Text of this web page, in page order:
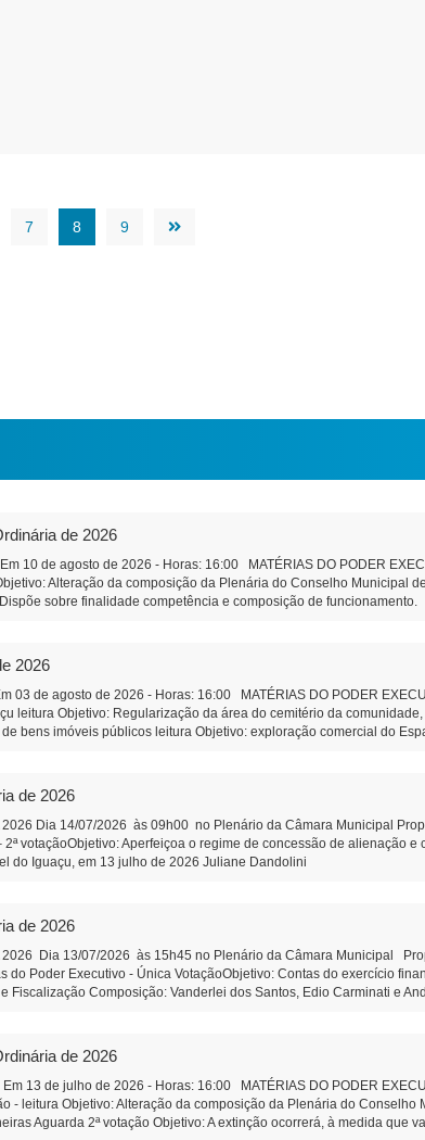
7 8 9
de 2026
Em 10 de agosto de 2026 - Horas: 16:00 MATÉRIAS DO PODER
Alteração da composição da Plenária do Conselho Municipal
sobre finalidade competência e composição de
de Pessoal Objetivo: Efetividade à ao do art. 39 da
Município, de pessoas jurídicas de direito privado, sem fins
PROPOSIÇÕES DA CÂMARA MUNICIPAL Projeto de Lei 592/2026
remuneratória do cargo Aux.de Serviços gerais - aguarda 2ª
Lazzeris Indicação 83/2026: Agilidade na prestação de serviços,
2026
03 de agosto de 2026 - Horas: 16:00 MATÉRIAS DO PODER
leitura Objetivo: Regularização da área do cemitério da
bens imóveis públicos leitura Objetivo: exploração comercial do
qualificada. Projeto de Lei 589/2026 - Altera Lei 1.826/2006 do
Municipal de Educação Projeto de Lei 590/2026 - Institui o
de funcionamento. PROPOSIÇÕES DA CÂMARA MUNICIPAL
e revisão da Lei Orgânica do Município de São Miguel do Iguaçu,
da Câmara Municipal Objetivo: Corrigir uma defasagem
Indicação 82/2026 - Faixa de estacionamento na rua coberta
São Miguel do Iguaçu-PR, em 31 de julho de 2026
Administração
de 2026
2026 Dia 14/07/2026 às 09h00 no Plenário da Câmara Municipal
votaçãoObjetivo: Aperfeiçoa o regime de concessão de alienação
Miguel do Iguaçu, em 13 julho de 2026 Juliane
de 2026
2026 Dia 13/07/2026 às 15h45 no Plenário da Câmara Municipal
do Poder Executivo - Única VotaçãoObjetivo: Contas do exercício
Fiscalização Composição: Vanderlei dos Santos, Edio Carminati e
de 2026
Em 13 de julho de 2026 - Horas: 16:00 MATÉRIAS DO PODER
- leitura Objetivo: Alteração da composição da Plenária do
Aguarda 2ª votação Objetivo: A extinção ocorrerá, à medida que